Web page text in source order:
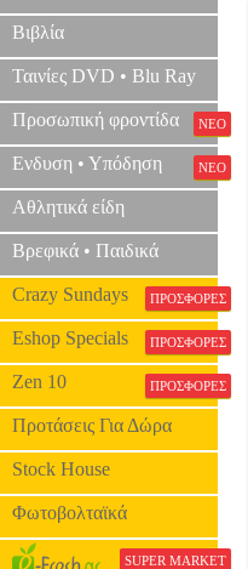
Βιβλία
Ταινίες DVD • Blu Ray
Προσωπική φροντίδα ΝΕΟ
Ενδυση • Υπόδηση ΝΕΟ
Αθλητικά είδη
Βρεφικά • Παιδικά
Crazy Sundays ΠΡΟΣΦΟΡΕΣ
Eshop Specials ΠΡΟΣΦΟΡΕΣ
Zen 10 ΠΡΟΣΦΟΡΕΣ
Προτάσεις Για Δώρα
Stock House
Φωτοβολταϊκά
SUPER MARKET